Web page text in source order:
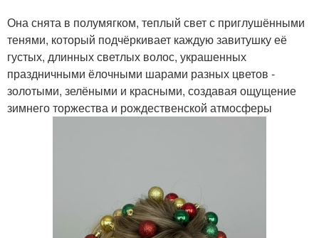
Она снята в полумягком, теплый свет с приглушёнными
тенями, который подчёркивает каждую завитушку её
густых, длинных светлых волос, украшенных
праздничными ёлочными шарами разных цветов -
золотыми, зелёными и красными, создавая ощущение
зимнего торжества и рождественской атмосферы